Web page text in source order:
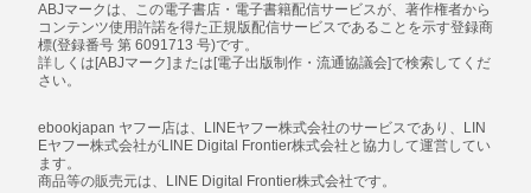
ABJマークは、この電子書店・電子書籍配信サービスが、著作権者から
コンテンツ使用許諾を得た正規版配信サービスであることを示す登録商
標(登録番号 第 6091713 号)です。
詳しくは[ABJマーク]または[電子出版制作・流通協議会]で検索してくだ
さい。
ebookjapan ヤフー店は、LINEヤフー株式会社のサービスであり、LIN
Eヤフー株式会社がLINE Digital Frontier株式会社と協力して運営してい
ます。
商品等の販売元は、LINE Digital Frontier株式会社です。